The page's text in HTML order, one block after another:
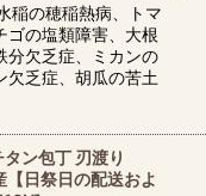
稲の穂稲熱病、トマ
ゴの塩類障害、大根
分欠乏症、ミカンの
欠乏症、胡瓜の苦土
ン包丁 刃渡り
日祭日の配送およ